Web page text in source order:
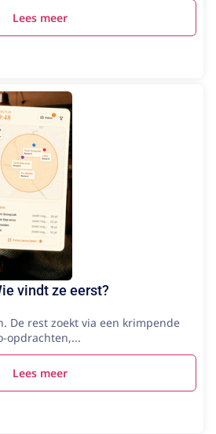
Lees meer
vindt ze eerst?
De rest zoekt via een krimpende
opdrachten,...
Lees meer